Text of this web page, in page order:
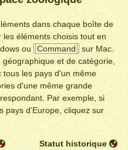
dans chaque boîte de
éléments choisis tout en
ou Command
sur Mac.
et de catégorie,
tous les pays d'un même
d'une même grande
Par exemple, si
pays d'Europe, cliquez sur
Statut historique